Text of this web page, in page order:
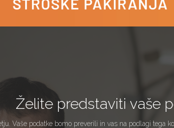
Želite predstaviti vaše
Vaše podatke bomo preverili in vas na podlagi tega